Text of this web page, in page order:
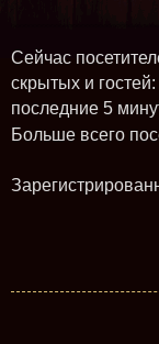
Сейчас
скрытых и
последние 5
Больше всего